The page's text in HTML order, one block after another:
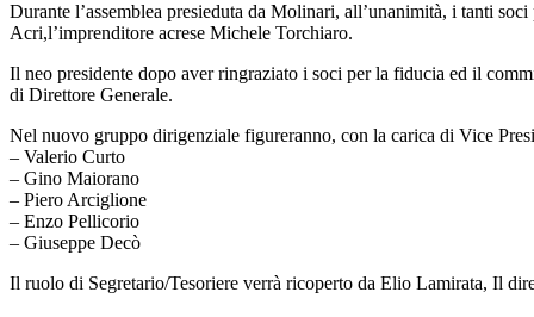
Durante l’assemblea presieduta da Molinari, all’unanimità, i tanti
Acri,l’imprenditore acrese Michele Torchiaro.
Il neo presidente dopo aver ringraziato i soci per la fiducia ed il
di Direttore Generale.
Nel nuovo gruppo dirigenziale figureranno, con la carica di Vice
– Valerio Curto
– Gino Maiorano
– Piero Arciglione
– Enzo Pellicorio
– Giuseppe Decò
Il ruolo di Segretario/Tesoriere verrà ricoperto da Elio Lamirata, Il